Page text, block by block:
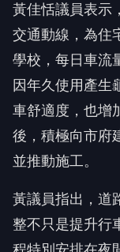
黃佳恬議員表示
交通動線， 為住
學校，每日車流
因年久使用產生
車舒適度，也增
後， 積極向市府
並推動施工。
黃議員指出，道
整不只是提升行